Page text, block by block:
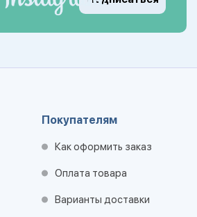
Покупателям
Как оформить заказ
Оплата товара
Варианты доставки